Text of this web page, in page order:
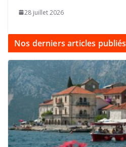
28 juillet 2026
Nos derniers articles publiés